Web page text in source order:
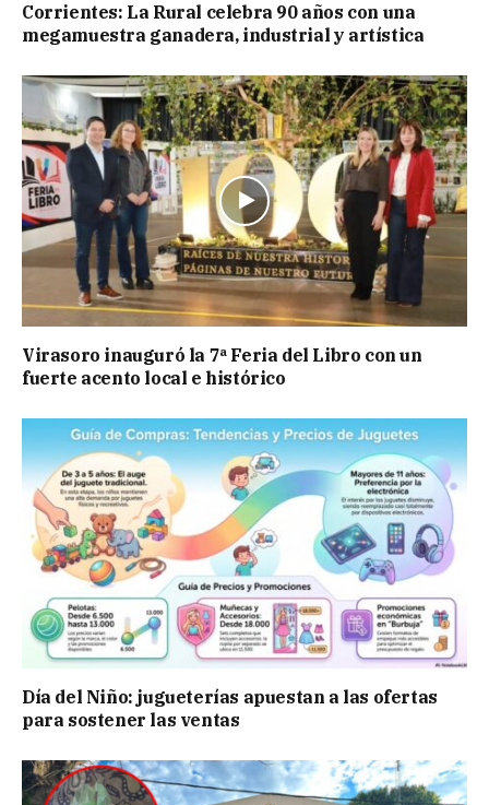
Corrientes: La Rural celebra 90 años con una
megamuestra ganadera, industrial y artística
Virasoro inauguró la 7ª Feria del Libro con un
fuerte acento local e histórico
Día del Niño: jugueterías apuestan a las ofertas
para sostener las ventas